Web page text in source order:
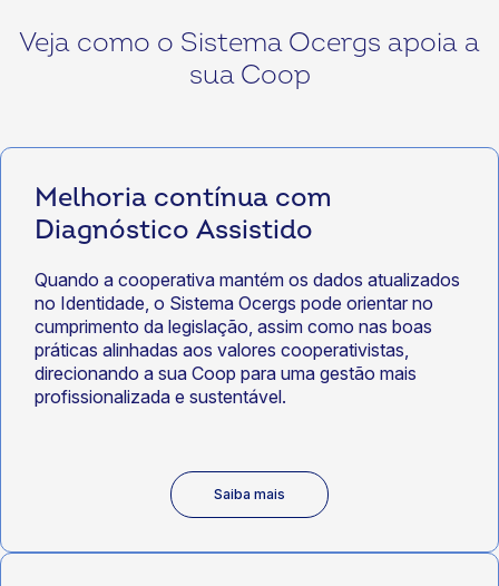
Veja como o Sistema Ocergs apoia a
sua Coop
Melhoria contínua com
Diagnóstico Assistido
Quando a cooperativa mantém os dados atualizados
no Identidade, o Sistema Ocergs pode orientar no
cumprimento da legislação, assim como nas boas
práticas alinhadas aos valores cooperativistas,
direcionando a sua Coop para uma gestão mais
profissionalizada e sustentável.
Saiba mais